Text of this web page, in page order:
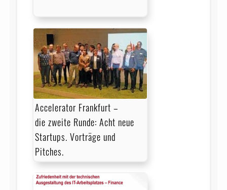
Accelerator Frankfurt –
die zweite Runde: Acht neue
Startups. Vorträge und
Pitches.